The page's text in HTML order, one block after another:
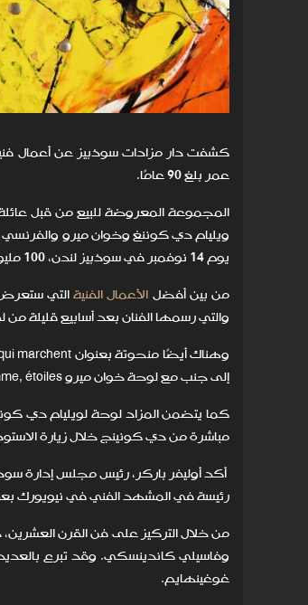
عمر بلغ 90 عامًا.
ويليام دي كوننغ وخوان ميرو
يوم 14 نوفمبر في سوذبيز لندن، 100 مليون دولار.
من بين أفضل الأعمال الفنية
والتي رسمها الفنان بعد أسابيع قليلة من لقائه الأول
إلى جنب مع لوحة خوان ميرو Femme, étoiles لعام 1945، ويتوقع أن يحقق العملان ما يصل إلى 20 مليون دولار.
مباشرة من دي كونينج خلال زيارة
أكد أوليفر باركر، رئيس مجلس إدارة
رئيسة في المشهد الفني في نيويورك
وفاسيلي كاندينسكي. وقد تبرع
غوغينهايم.